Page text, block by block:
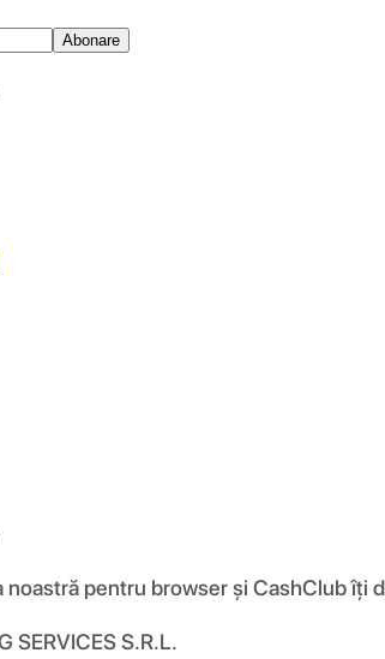
Abonare
noastră pentru browser și CashClub îți
SERVICES S.R.L.